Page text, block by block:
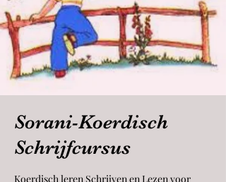
Sorani-Koerdisch
Schrijfcursus
Koerdisch leren Schrijven en Lezen voor